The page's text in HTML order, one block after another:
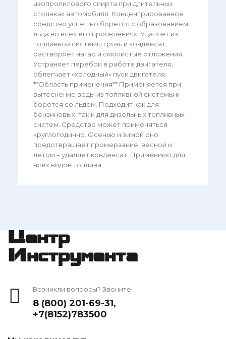
изопропилового спирта при длительных
стоянках автомобиля. Концентрированное
средство успешно борется с образованием
льда во всех его проявлениях. Удаляет из
топливной системы грязь и конденсат,
растворяет нагар и смолистые отложения.
Устраняет перебои в работе двигателя,
облегчает «холодный» пуск двигателя.
**Область применения** Применяется при
вытеснение воды из топливной системы и
борется со льдом. Подходит как для
бензиновых, так и для дизельных топливных
систем. Средство может применяться
круглогодично. Осенью и зимой оно
предотвращает промерзание, весной и
летом – удаляет конденсат. Применимо для
всех видов топлива.
Центр
Инструмента
Возникли вопросы? Звоните!
8 (800) 201-69-31,
+7(8152)783500